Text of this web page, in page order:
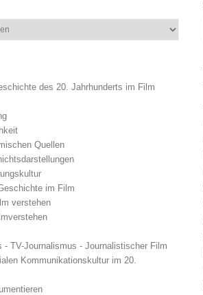
des 20. Jahrhunderts im Film
Quellen
im Film
verstehen
- TV-Journalismus - Journalistischer Film
Kommunikationskultur im 20.